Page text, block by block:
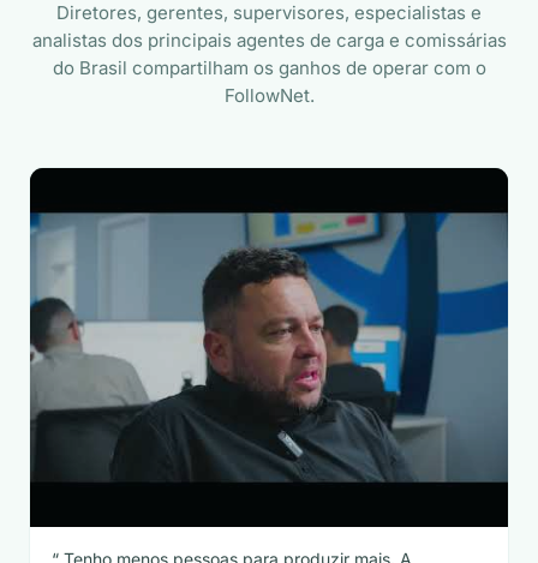
Diretores, gerentes, supervisores, especialistas e
analistas dos principais agentes de carga e comissárias
do Brasil compartilham os ganhos de operar com o
FollowNet.
Tenho menos pessoas para produzir mais. A